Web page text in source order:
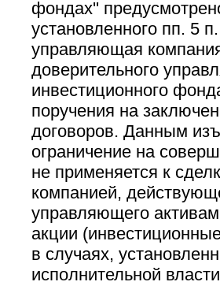
фондах''
установленного пп. 5
управляющая
доверительного
инвестиционного
поручения на
договоров. Данным
ограничение на
не применяется к
компанией,
управляющего
акции
в случаях,
исполнительной